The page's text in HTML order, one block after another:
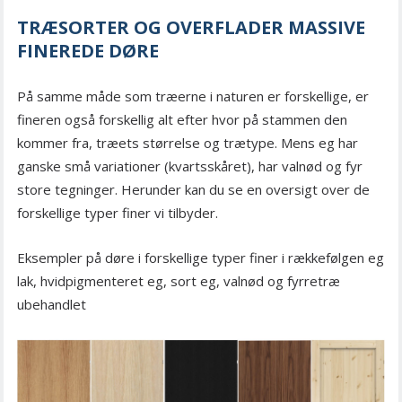
TRÆSORTER OG OVERFLADER MASSIVE
FINEREDE DØRE
På samme måde som træerne i naturen er forskellige, er
fineren også forskellig alt efter hvor på stammen den
kommer fra, træets størrelse og trætype. Mens eg har
ganske små variationer (kvartsskåret), har valnød og fyr
store tegninger. Herunder kan du se en oversigt over de
forskellige typer finer vi tilbyder.
Eksempler på døre i forskellige typer finer i rækkefølgen eg
lak, hvidpigmenteret eg, sort eg, valnød og fyrretræ
ubehandlet